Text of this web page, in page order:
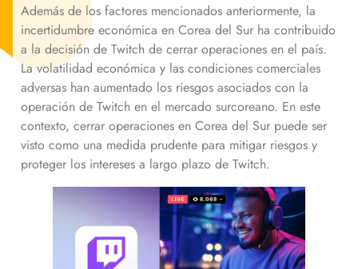
Además de los factores mencionados anteriormente, la
incertidumbre económica en Corea del Sur ha contribuido
a la decisión de Twitch de cerrar operaciones en el país.
La volatilidad económica y las condiciones comerciales
adversas han aumentado los riesgos asociados con la
operación de Twitch en el mercado surcoreano. En este
contexto, cerrar operaciones en Corea del Sur puede ser
visto como una medida prudente para mitigar riesgos y
proteger los intereses a largo plazo de Twitch.